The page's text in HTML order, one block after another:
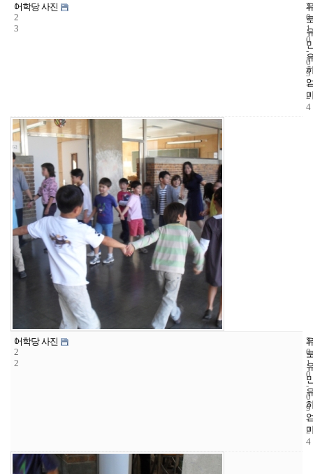
1
2
3
어학당 사진 3
2
0
1
0
-
0
9
-
2
4
1
2
2
어학당 사진 5
2
0
1
0
-
0
9
-
2
4